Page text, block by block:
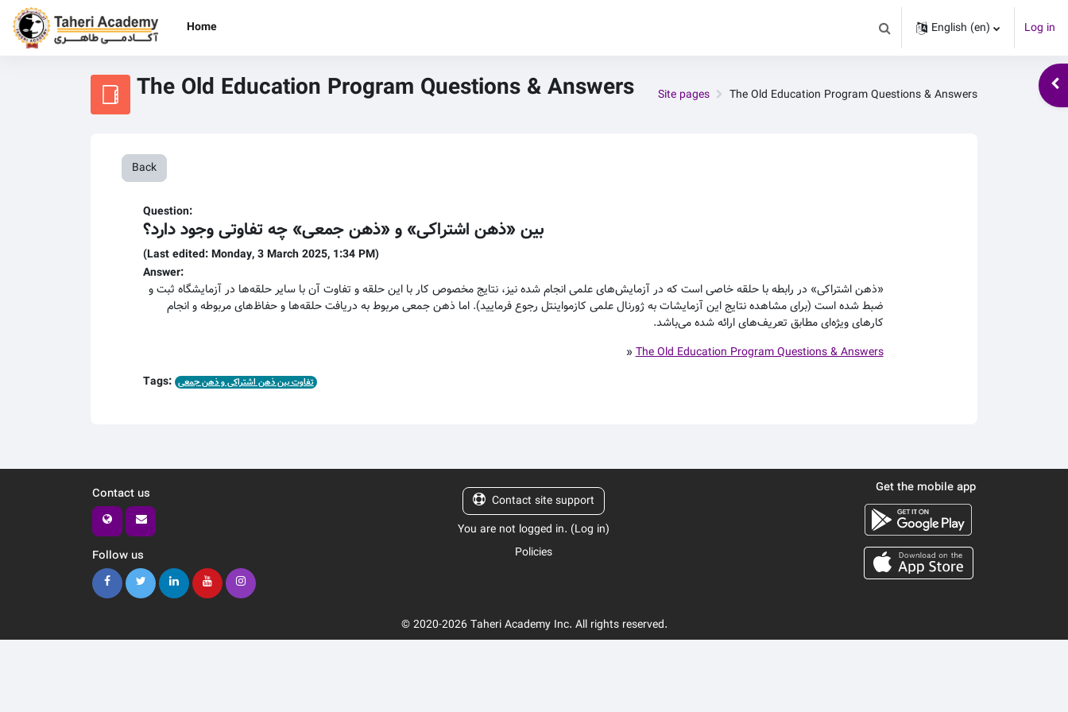
Skip to main content
Home
Toggle search input
English ‎(en)‎ Log in
The Old Education Program Questions & Answers Site pages The Old Education Program Questions & Answers
Back
Question:
بین «ذهن اشتراکی» و «ذهن جمعی» چه تفاوتی وجود دارد؟
(Last edited: Monday, 3 March 2025, 1:34 PM)
Answer:
«ذهن اشتراکی» در رابطه با حلقه خاصی است که در آزمایش‌های علمی انجام شده نیز، نتایج مخصوص کار با این حلقه و تفاوت آن با سایر حلقه‌ها در آزمایشگاه ثبت و
ضبط شده است (برای مشاهده نتایج این آزمایشات به ژورنال علمی کازمواینتل رجوع فرمایید). اما ذهن جمعی مربوط به دریافت حلقه‌ها و حفاظ‌های مربوطه و انجام
کارهای ویژه‌ای مطابق تعریف‌های ارائه شده می‌باشد.
»The Old Education Program Questions & Answers
Tags: تفاوت بین ذهن اشتراکی و ذهن جمعی
Contact us
Follow us
Contact site support
You are not logged in. (Log in)
Policies
Get the mobile app
© 2020-2026 Taheri Academy Inc. All rights reserved.